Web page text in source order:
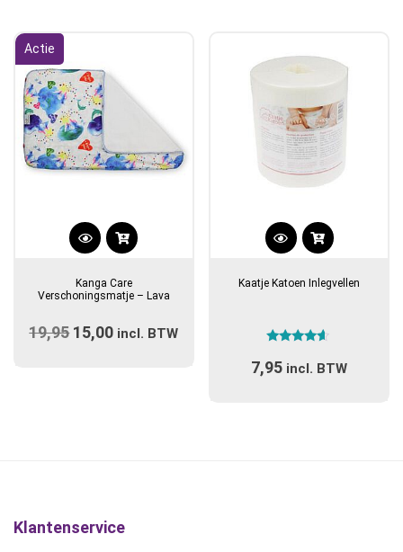
Actie
Kanga Care
Verschoningsmatje – Lava
19,95 Oorspronkelijke
15,00 Huidige
incl. BTW
Kaatje Katoen Inlegvellen
4.40
uit 5
7,95 incl. BTW
Klantenservice